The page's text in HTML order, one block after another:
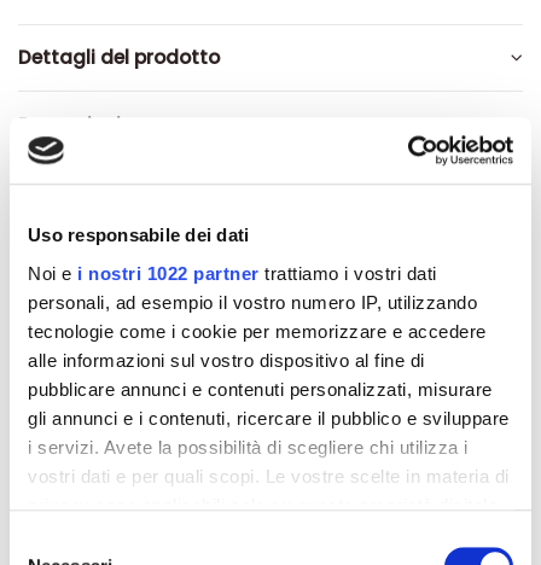
Uso responsabile dei dati
Noi e i nostri 1022 partner trattiamo i vostri dati
personali, ad esempio il vostro numero IP, utilizzando
tecnologie come i cookie per memorizzare e accedere
alle informazioni sul vostro dispositivo al fine di
pubblicare annunci e contenuti personalizzati, misurare
gli annunci e i contenuti, ricercare il pubblico e sviluppare
i servizi. Avete la possibilità di scegliere chi utilizza i
vostri dati e per quali scopi. Le vostre scelte in materia di
Dettagli del prodotto
Recensioni
Altri prodotti che potrebbero
interessarti
-42% -42%